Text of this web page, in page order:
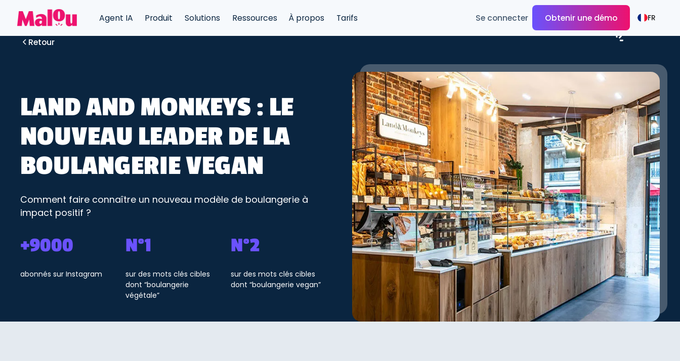
Agent IA Produit Solutions Ressources À propos Tarifs Se connecter Obtenir une démo FR
Retour
LAND AND MONKEYS : LE
NOUVEAU LEADER DE LA
BOULANGERIE VEGAN
Comment faire connaître un nouveau modèle de boulangerie à
impact positif ?
+9000
abonnés sur Instagram
N°1
sur des mots clés cibles
dont “boulangerie
végétale”
N°2
sur des mots clés cibles
dont “boulangerie vegan”